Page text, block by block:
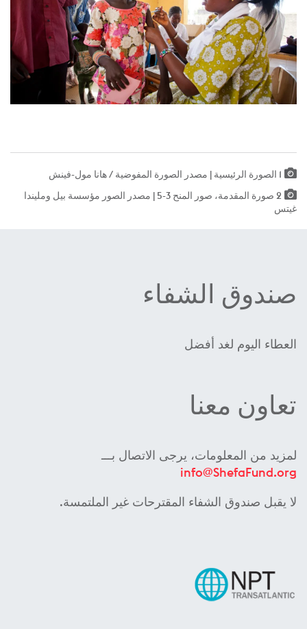
1 الصورة الرئيسية | مصدر الصورة المفوضية / هانا مول-فينش
2 صورة المقدمة، صور المنح 3-5 | مصدر الصور مؤسسة بيل ومليندا
غيتس
صندوق الشفاء
العطاء اليوم لغد أفضل
تعاون معنا
لمزيد من المعلومات، يرجى الاتصال بـــ
info@ShefaFund.org
لا يقبل صندوق الشفاء المقترحات غير الملتمسة.